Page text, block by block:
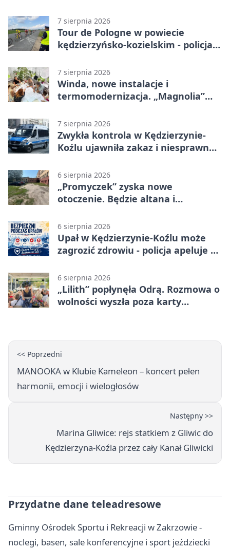
7 sierpnia 2026
Tour de Pologne w powiecie
kędzierzyńsko-kozielskim - policja
7 sierpnia 2026
Winda, nowe instalacje i
termomodernizacja. „Magnolia”
7 sierpnia 2026
Zwykła kontrola w Kędzierzynie-
Koźlu ujawniła zakaz i niesprawne
6 sierpnia 2026
„Promyczek” zyska nowe
otoczenie. Będzie altana i
6 sierpnia 2026
Upał w Kędzierzynie-Koźlu może
zagrozić zdrowiu - policja apeluje o
6 sierpnia 2026
„Lilith” popłynęła Odrą. Rozmowa o
wolności wyszła poza karty
<< Poprzedni
MANOOKA w Klubie Kameleon – koncert pełen
harmonii, emocji i wielogłosów
Następny >>
Marina Gliwice: rejs statkiem z Gliwic do
Kędzierzyna-Koźla przez cały Kanał Gliwicki
Przydatne dane teleadresowe
Gminny Ośrodek Sportu i Rekreacji w Zakrzowie -
noclegi, basen, sale konferencyjne i sport jeździecki